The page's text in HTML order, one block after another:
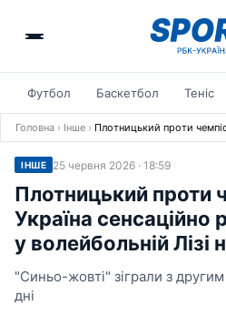
Футбол Баскетбол Теніс
Головна › Інше › Плотницький проти
ІНШЕ 25 червня 2026 · 18:59
Плотницький проти
Україна сенсаційно
у волейбольній Лізі
"Синьо-жовті" зіграли з
дні